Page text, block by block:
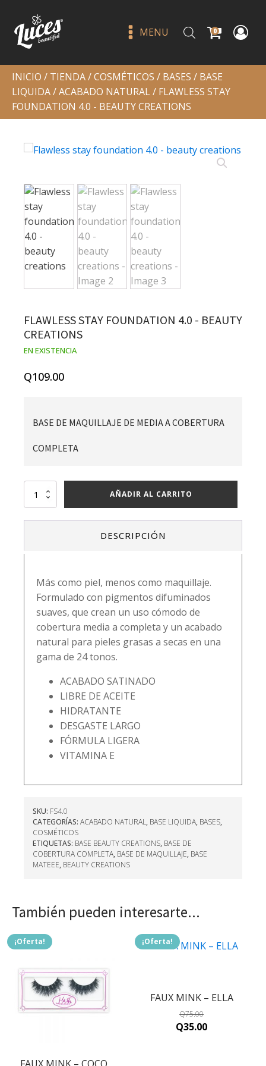
MENU 0
INICIO / TIENDA/COSMÉTICOS / BASES / BASE
LIQUIDA/ACABADO NATURAL/ FLAWLESS STAY
FOUNDATION 4.0 - BEAUTY CREATIONS
FLAWLESS STAY FOUNDATION 4.0 - BEAUTY
CREATIONS
EN EXISTENCIA
Q109.00
BASE DE MAQUILLAJE DE MEDIA A COBERTURA
COMPLETA
Flawless
AÑADIR AL CARRITO
DESCRIPCIÓN
Más como piel, menos como maquillaje.
Formulado con pigmentos difuminados
suaves, que crean un uso cómodo de
cobertura media a completa y un acabado
natural para pieles grasas a secas en una
gama de 24 tonos.
ACABADO SATINADO
LIBRE DE ACEITE
HIDRATANTE
DESGASTE LARGO
FÓRMULA LIGERA
VITAMINA E
SKU: FS4.0
CATEGORÍAS: ACABADO NATURAL, BASE LIQUIDA, BASES,
COSMÉTICOS
ETIQUETAS: BASE BEAUTY CREATIONS, BASE DE
COBERTURA COMPLETA, BASE DE MAQUILLAJE, BASE
MATEEE, BEAUTY CREATIONS
También pueden interesarte...
¡Oferta! ¡Oferta!
FAUX MINK – ELLA
Q75.00
Original
Q35.00Current
Gloss topper magical - l.a. girl
65.00